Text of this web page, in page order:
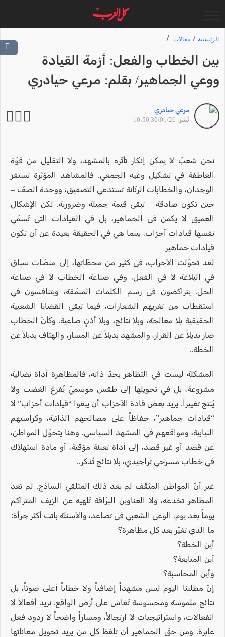
الرئيسية مقالات
بين الخطاب والفعل: أزمة القيادة
ووعي الجماهير/ بقلم: مرعي حيادري
مرعي حيادري
نُشر: 30/01/26 10:50
نحن شعبٌ لا يمكن إنكار تأثّره بالمشهد، ولا التقليل من قوّة
العاطفة في تشكيل وعيه الجمعي. فالمشاهد المؤثرة تستفز
الوجدان، والخطابات الرنّانة تستدعي التصفيق، ووحدة الصفّ –
حين تكون صادقة – تبقى قيمة جميلة وضرورية. لكن الإشكال
العميق لا يكمن في الجماهير، بل في القيادات التي تُسمّي
نفسها قيادات أحزاب، بينما هي في الحقيقة بعيدة عن أن تكون
قيادات جماهير
لقد تحوّلت الأحزاب، في كثير من محطّاتها، إلى منصّات سباق
في البلاغة لا في الفعل، وفي صناعة الخطاب لا في صناعة
الحل. يتراكضون في رسم الكلمات المنمّقة، ويتنافسون في
استقطاب من تغريهم الشعارات، فيما تبقى القضايا الشعبية
الحقيقية بلا معالجة، وبلا نتائج، وبلا أذنٍ صاغية. وكأنّ الخطاب
صار بديلاً عن القرار، والمشهد بديلاً عن المسار، والهتاف بديلاً عن
الخطة..
المشكلة ليست في التظاهر بحدّ ذاته، فالمظاهرة أداة نضالية
مشروعة، بل في تحويلها إلى طقس موسميّ يُفرغ الغضب ولا
يُنتج تغييراً. يريد بعض قادة الأحزاب أن يبقوا “قيادات أحزاب” لا
“قيادات جماهير”، حفاظاً على مصالحهم الذاتية، وكراسيهم
النيابية، ومواقعهم في المشهد السياسي. وهنا يتحوّل المواطن،
عن قصد أو غير قصد، إلى أداة تعبئة مؤقّتة، أو مادة استهلاك
في خطاب مسرحي تراجيدي، بلا نتائج تُذكر..
غير أنّ المواطن المثقّف لم يعد ذلك المتلقي الساذج. لم تعد
المظاهر تخدعه، ولا العناوين البرّاقة تُلهيه عن الزيف المتراكم
يوماً بعد يوم. الوعي الشعبي في تصاعد، والأسئلة باتت أكثر جرأة:
ما الذي تغيّر بعد كل مظاهرة؟
أين الخطة؟
أين المتابعة؟
وأين المحاسبة؟
إنّ مطلبنا اليوم ليس مشهداً إضافياً ولا خطاباً أعلى صوتاً، بل
نتائج ملموسة ومحسوسة تُقاس على أرض الواقع. نريد أفعالاً لا
انفعالات، واستراتيجيات لا ارتجالاً، ومساراً واضحاً لا ردود فعل
عابرة. ومن حقّ الجماهير أن تلفظ كل من يريد تحويل معاناتها